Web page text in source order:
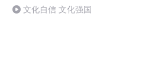
文化自信 文化强国